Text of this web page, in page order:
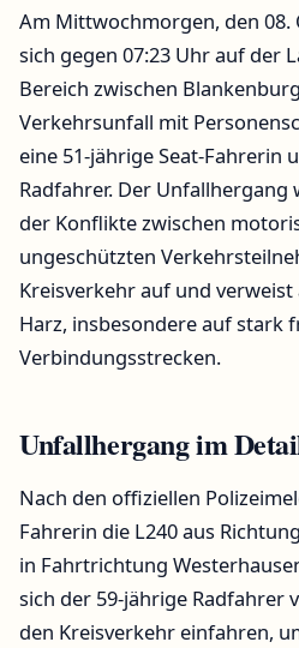
Am Mittwochmorgen, den 08.
sich gegen 07:23 Uhr auf der
Bereich zwischen
Verkehrsunfall mit
eine 51-jährige Seat-Fahrerin
Radfahrer. Der
der Konflikte zwischen
ungeschützten
Kreisverkehr auf und
Harz, insbesondere auf stark
Verbindungsstrecken.
Unfallhergang im
Nach den offiziellen
Fahrerin die L240 aus
in Fahrtrichtung
sich der 59-jährige Radfahrer
den Kreisverkehr einfahren,